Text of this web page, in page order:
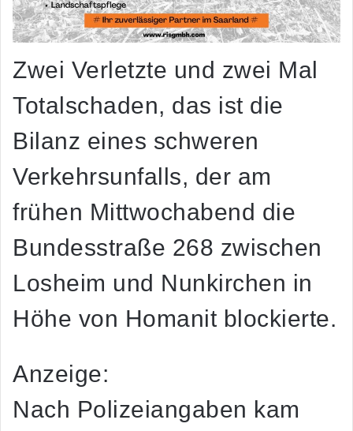
Zwei Verletzte und zwei Mal
Totalschaden, das ist die
Bilanz eines schweren
Verkehrsunfalls, der am
frühen Mittwochabend die
Bundesstraße 268 zwischen
Losheim und Nunkirchen in
Höhe von Homanit blockierte.
Anzeige:
Nach Polizeiangaben kam